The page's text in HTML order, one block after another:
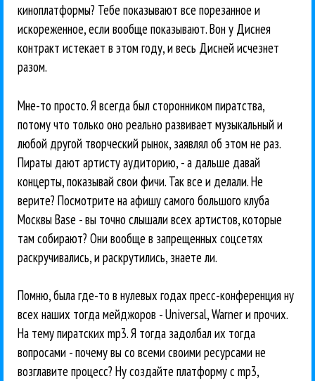
киноплатформы? Тебе показывают все порезанное и
искореженное, если вообще показывают. Вон у Диснея
контракт истекает в этом году, и весь Дисней исчезнет
разом.
Мне-то просто. Я всегда был сторонником пиратства,
потому что только оно реально развивает музыкальный и
любой другой творческий рынок, заявлял об этом не раз.
Пираты дают артисту аудиторию, - а дальше давай
концерты, показывай свои фичи. Так все и делали. Не
верите? Посмотрите на афишу самого большого клуба
Москвы Base - вы точно слышали всех артистов, которые
там собирают? Они вообще в запрещенных соцсетях
раскручивались, и раскрутились, знаете ли.
Помню, была где-то в нулевых годах пресс-конференция ну
всех наших тогда мейджоров - Universal, Warner и прочих.
На тему пиратских mp3. Я тогда задолбал их тогда
вопросами - почему вы со всеми своими ресурсами не
возглавите процесс? Ну создайте платформу с mp3,